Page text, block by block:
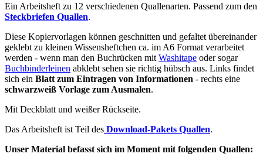
Ein Arbeitsheft zu 12 verschiedenen Quallenarten. Passend zum den
Steckbriefen Quallen.
Diese Kopiervorlagen können geschnitten und gefaltet übereinander
geklebt zu kleinen Wissensheftchen ca. im A6 Format verarbeitet
werden - wenn man den Buchrücken mit Washitape oder sogar
Buchbinderleinen abklebt sehen sie richtig hübsch aus. Links findet
sich ein Blatt zum Eintragen von Informationen - rechts eine
schwarzweiß Vorlage zum Ausmalen.
Mit Deckblatt und weißer Rückseite.
Das Arbeitsheft ist Teil des Download-Pakets Quallen.
Unser Material befasst sich im Moment mit folgenden Quallen: